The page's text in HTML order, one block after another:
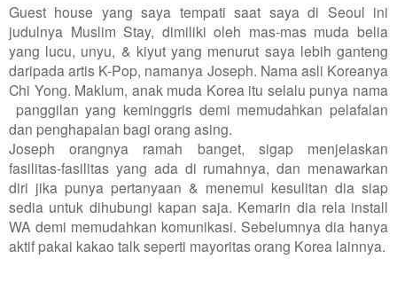
Guest house yang saya tempati saat saya di Seoul ini
judulnya Muslim Stay, dimiliki oleh mas-mas muda belia
yang lucu, unyu, & kiyut yang menurut saya lebih ganteng
daripada artis K-Pop, namanya Joseph. Nama asli Koreanya
Chi Yong. Maklum, anak muda Korea itu selalu punya nama
panggilan yang keminggris demi memudahkan pelafalan
dan penghapalan bagi orang asing.
Joseph orangnya ramah banget, sigap menjelaskan
fasilitas-fasilitas yang ada di rumahnya, dan menawarkan
diri jika punya pertanyaan & menemui kesulitan dia siap
sedia untuk dihubungi kapan saja. Kemarin dia rela install
WA demi memudahkan komunikasi. Sebelumnya dia hanya
aktif pakai kakao talk seperti mayoritas orang Korea lainnya.